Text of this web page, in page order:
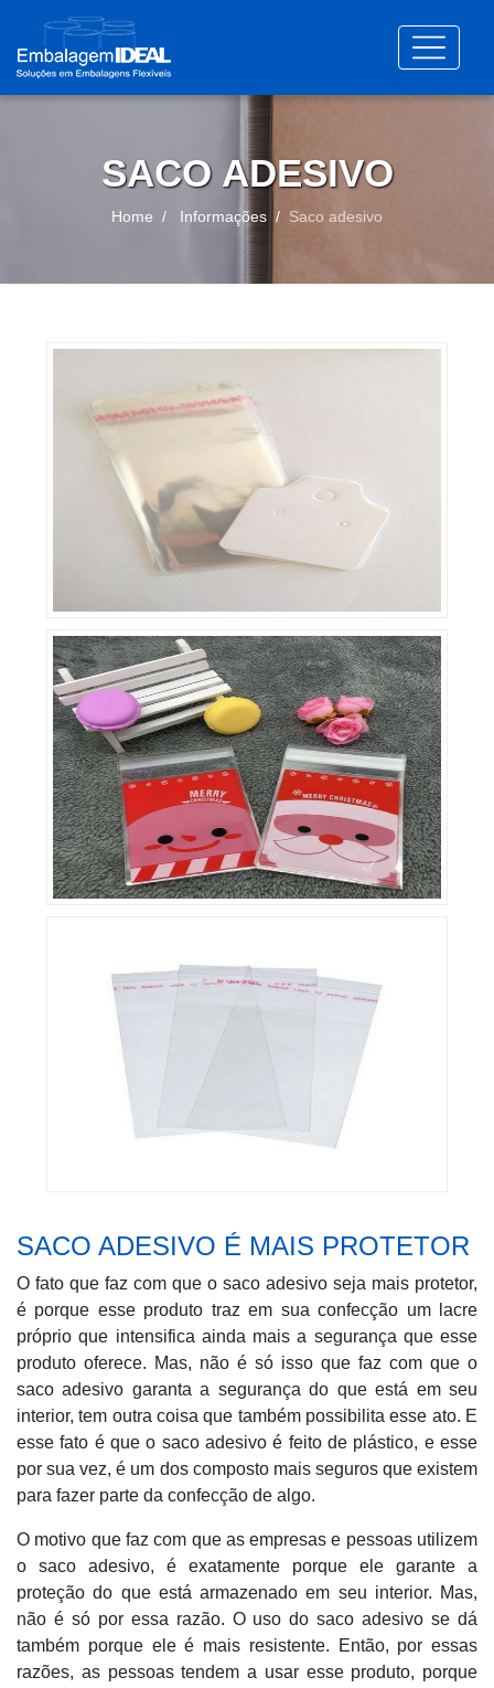
SACO ADESIVO
Home Informações Saco adesivo
SACO ADESIVO É MAIS PROTETOR
O fato que faz com que o saco adesivo seja mais protetor,
é porque esse produto traz em sua confecção um lacre
próprio que intensifica ainda mais a segurança que esse
produto oferece. Mas, não é só isso que faz com que o
saco adesivo garanta a segurança do que está em seu
interior, tem outra coisa que também possibilita esse ato. E
esse fato é que o saco adesivo é feito de plástico, e esse
por sua vez, é um dos composto mais seguros que existem
para fazer parte da confecção de algo.
O motivo que faz com que as empresas e pessoas utilizem
o saco adesivo, é exatamente porque ele garante a
proteção do que está armazenado em seu interior. Mas,
não é só por essa razão. O uso do saco adesivo se dá
também porque ele é mais resistente. Então, por essas
razões, as pessoas tendem a usar esse produto, porque